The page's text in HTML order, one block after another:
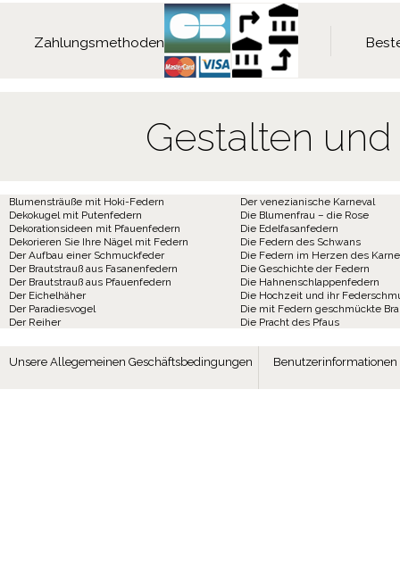
Zahlungsmethoden
Gestalten
Blumensträuße mit Hoki-Federn
Dekokugel mit Putenfedern
Dekorationsideen mit Pfauenfedern
Dekorieren Sie Ihre Nägel mit Federn
Der Aufbau einer Schmuckfeder
Der Brautstrauß aus Fasanenfedern
Der Brautstrauß aus Pfauenfedern
Der Eichelhäher
Der Paradiesvogel
Der Reiher
Der venezianische Karneval
Die Blumenfrau – die Rose
Die Edelfasanfedern
Die Federn des Schwans
Die Federn im Herzen des
Die Geschichte der Federn
Die Hahnenschlappenfedern
Die Hochzeit und ihr
Die mit Federn geschmückte
Die Pracht des Pfaus
Unsere Allegemeinen Geschäftsbedingungen Benutzerinformationen